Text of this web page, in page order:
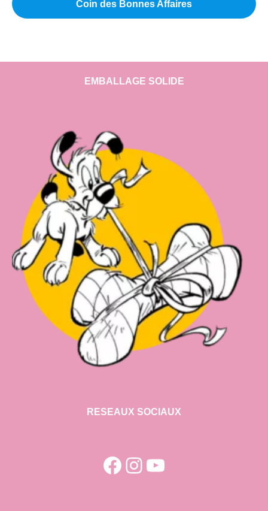
Coin des Bonnes Affaires
EMBALLAGE SOLIDE
RESEAUX SOCIAUX
Facebook
Instagram
YouTube